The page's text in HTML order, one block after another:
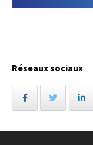
Réseaux sociaux